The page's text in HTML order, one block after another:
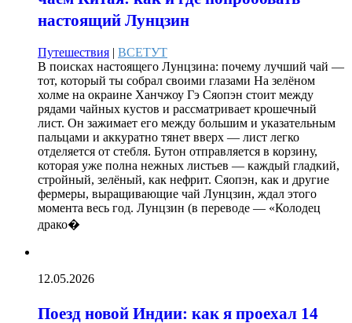
настоящий Лунцзин
Путешествия | ВСЕТУТ
В поисках настоящего Лунцзина: почему лучший чай —
тот, который ты собрал своими глазами На зелёном
холме на окраине Ханчжоу Гэ Сяопэн стоит между
рядами чайных кустов и рассматривает крошечный
лист. Он зажимает его между большим и указательным
пальцами и аккуратно тянет вверх — лист легко
отделяется от стебля. Бутон отправляется в корзину,
которая уже полна нежных листьев — каждый гладкий,
стройный, зелёный, как нефрит. Сяопэн, как и другие
фермеры, выращивающие чай Лунцзин, ждал этого
момента весь год. Лунцзин (в переводе — «Колодец
драко�
12.05.2026
Поезд новой Индии: как я проехал 14